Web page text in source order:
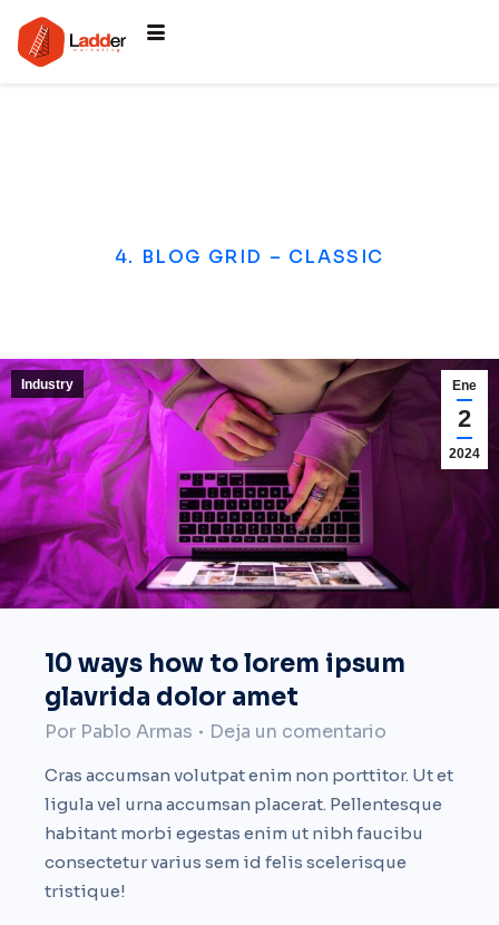
4. BLOG GRID – CLASSIC
Ene
2
2024
Industry
10 ways how to lorem ipsum
glavrida dolor amet
Por Pablo Armas Deja un comentario
Cras accumsan volutpat enim non porttitor. Ut et
ligula vel urna accumsan placerat. Pellentesque
habitant morbi egestas enim ut nibh faucibu
consectetur varius sem id felis scelerisque
tristique!